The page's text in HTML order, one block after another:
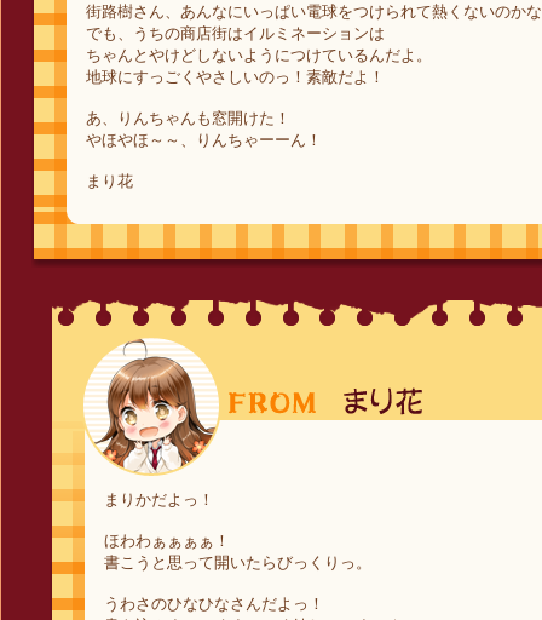
街路樹さん、あんなにいっぱい電球をつけられて熱くないのか
でも、うちの商店街はイルミネーションは
ちゃんとやけどしないようにつけているんだよ。
地球にすっごくやさしいのっ！素敵だよ！
あ、りんちゃんも窓開けた！
やほやほ～～、りんちゃーーん！
まり花
まりかだよっ！
ほわわぁぁぁぁ！
書こうと思って開いたらびっくりっ。
うわさのひなひなさんだよっ！